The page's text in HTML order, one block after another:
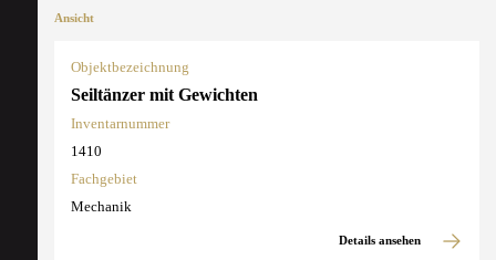
Ansicht
Objektbezeichnung
Seiltänzer mit Gewichten
Inventarnummer
1410
Fachgebiet
Mechanik
Details ansehen